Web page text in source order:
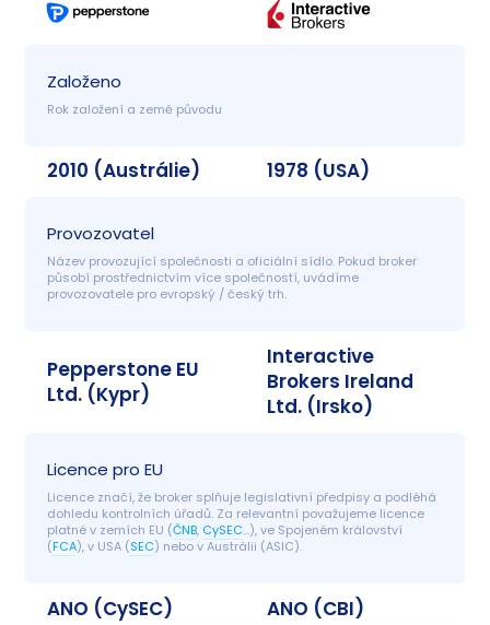
Založeno
Rok založení a země původu
2010 (Austrálie) 1978 (USA)
Provozovatel
Název provozující společnosti a oficiální sídlo. Pokud broker
působí prostřednictvím více společností, uvádíme
provozovatele pro evropský / český trh.
Pepperstone EU
Ltd. (Kypr)
Interactive
Brokers Ireland
Ltd. (Irsko)
Licence pro EU
Licence značí, že broker splňuje legislativní předpisy a podléhá
dohledu kontrolních úřadů. Za relevantní považujeme licence
platné v zemích EU (ČNB, CySEC…), ve Spojeném království
(FCA), v USA (SEC) nebo v Austrálii (ASIC).
ANO (CySEC) ANO (CBI)